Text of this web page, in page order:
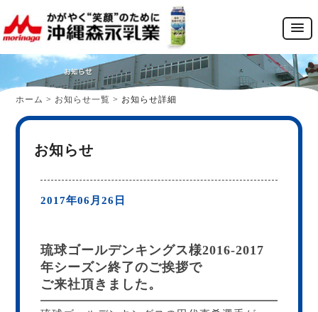
ホーム > お知らせ一覧 > お知らせ詳細
お知らせ
2017年06月26日
琉球ゴールデンキングス様2016-2017
年シーズン終了のご挨拶で
ご来社頂きました。